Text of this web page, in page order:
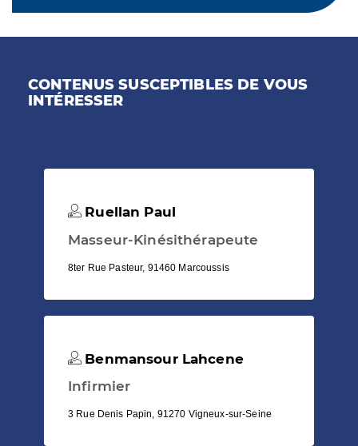
CONTENUS SUSCEPTIBLES DE VOUS
INTÉRESSER
Ruellan Paul
Masseur-Kinésithérapeute
8ter Rue Pasteur, 91460 Marcoussis
Benmansour Lahcene
Infirmier
3 Rue Denis Papin, 91270 Vigneux-sur-Seine